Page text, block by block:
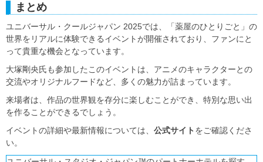
まとめ
ユニバーサル・クールジャパン 2025では、「薬屋のひとりごと」の
世界をリアルに体験できるイベントが開催されており、ファンにと
って貴重な機会となっています。
大塚剛央氏も参加したこのイベントは、アニメのキャラクターとの
交流やオリジナルフードなど、多くの魅力が詰まっています。
来場者は、作品の世界観を存分に楽しむことができ、特別な思い出
を作ることができるでしょう。
イベントの詳細や最新情報については、 公式サイト をご確認くださ
い。